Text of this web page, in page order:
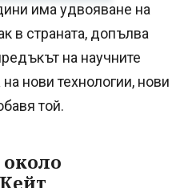
има удвояване на
в страната, допълва
на научните
нови технологии, нови
той.